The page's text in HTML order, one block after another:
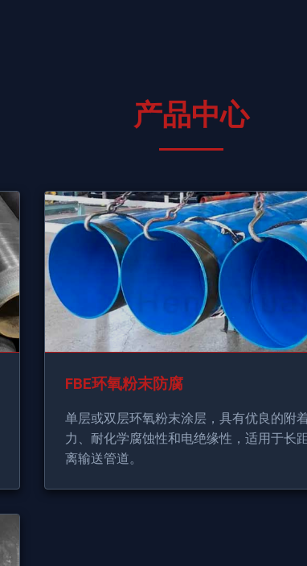
产品中心
FBE环氧粉末防腐
单层或双层环氧粉末涂层，具有优良的附
力、耐化学腐蚀性和电绝缘性，适用于长
离输送管道。